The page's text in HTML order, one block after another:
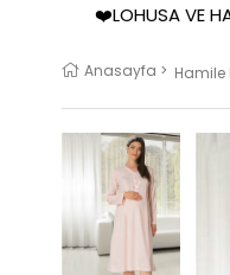
❤️LOHUSA VE
Anasayfa > Hamile